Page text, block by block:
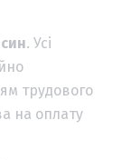
. Усі
трудового
на оплату